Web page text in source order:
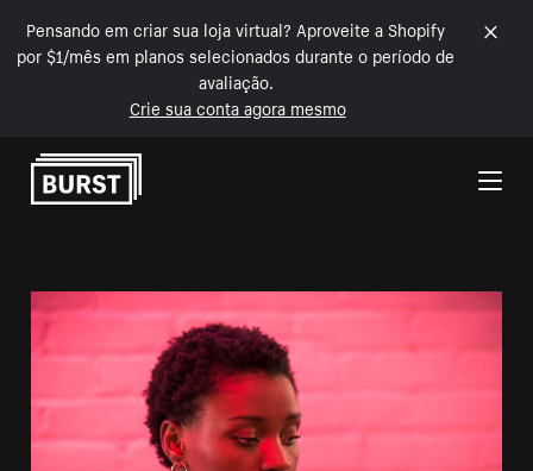
Pensando em criar sua loja virtual? Aproveite a Shopify
por $1/mês em planos selecionados durante o período de
avaliação.
Crie sua conta agora mesmo
Pular para o conteúdo